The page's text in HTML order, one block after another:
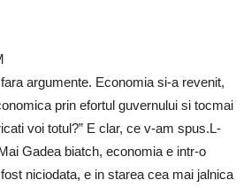
argumente. Economia si-a revenit,
prin efortul guvernului si tocmai
voi totul?” E clar, ce v-am spus.L-
Gadea biatch, economia e intr-o
niciodata, e in starea cea mai jalnica